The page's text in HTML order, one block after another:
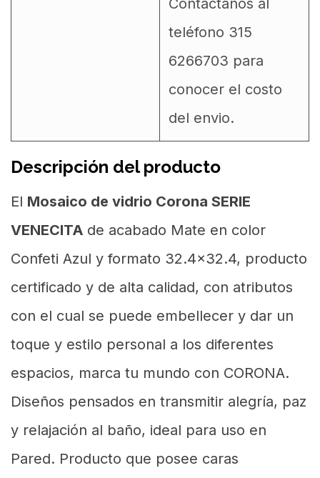
Contáctanos al
teléfono 315
6266703 para
conocer el costo
del envio.
Descripción del producto
El Mosaico de vidrio Corona SERIE
VENECITA de acabado Mate en color
Confeti Azul y formato 32.4x32.4, producto
certificado y de alta calidad, con atributos
con el cual se puede embellecer y dar un
toque y estilo personal a los diferentes
espacios, marca tu mundo con CORONA.
Diseños pensados en transmitir alegría, paz
y relajación al baño, ideal para uso en
Pared. Producto que posee caras